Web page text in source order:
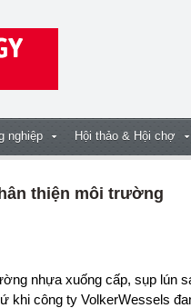
nghiệp Hội thảo & Hội chợ
thiện môi trường
khi công ty VolkerWessels